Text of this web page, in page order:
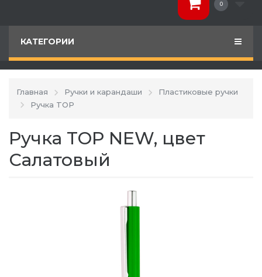
0
КАТЕГОРИИ
Главная Ручки и карандаши
Пластиковые ручки
Ручка TOP
Ручка TOP NEW, цвет
Салатовый